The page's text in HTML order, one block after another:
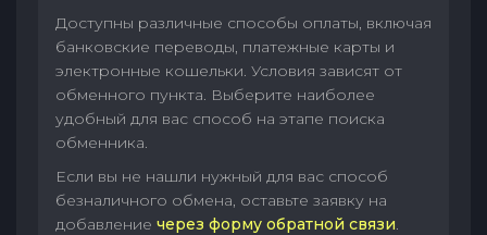
Доступны различные способы оплаты, включая
банковские переводы, платежные карты и
электронные кошельки. Условия зависят от
обменного пункта. Выберите наиболее
удобный для вас способ на этапе поиска
обменника.
Если вы не нашли нужный для вас способ
безналичного обмена, оставьте заявку на
добавление через форму обратной связи.